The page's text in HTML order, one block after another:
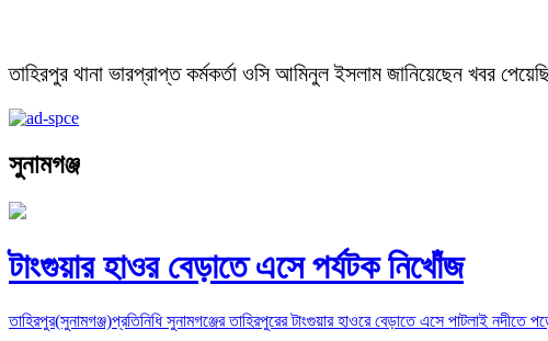
তাহিরপুর থানা ভারপ্রাপ্ত কর্মকর্তা ওসি আমিনুল ইসলাম জানিয়েছেন খবর
সুনামগঞ্জ
টাংগুয়ার হাওর বেড়াতে এসে পর্যটক নিখোঁজ
তাহিরপুর(সুনামগঞ্জ)প্রতিনিধি সুনামগঞ্জের তাহিরপুরের টাংগুয়ার হাওরে বেড়াতে এসে পাটলাই নদীতে